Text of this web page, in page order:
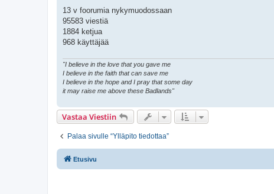
e
t
i
13 v foorumia nykymuodossaan
95583 viestiä
1884 ketjua
968 käyttäjää
"I believe in the love that you gave me
I believe in the faith that can save me
I believe in the hope and I pray that some day
it may raise me above these Badlands"
Vastaa Viestiin
Palaa sivulle “Ylläpito tiedottaa”
Etusivu